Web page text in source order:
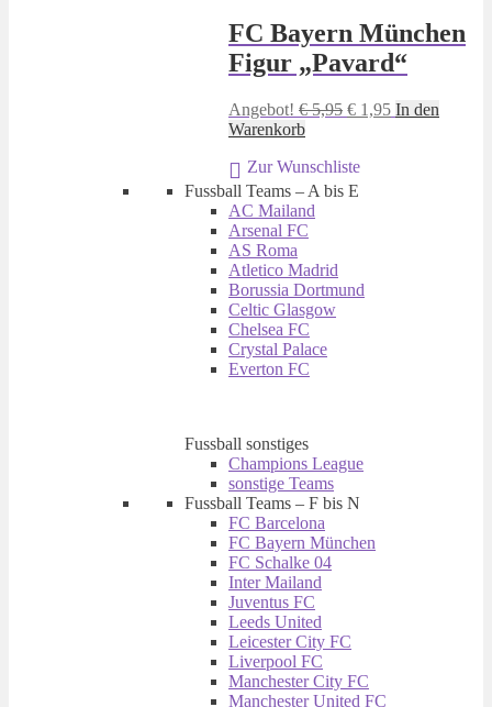
FC Bayern München
Figur „Pavard“
Angebot! €5,95 Ursprünglicher
€ 5,95
€ 1,95Aktueller
In den
Warenkorb
Zur Wunschliste
Fussball Teams – A bis E
AC Mailand
Arsenal FC
AS Roma
Atletico Madrid
Borussia Dortmund
Celtic Glasgow
Chelsea FC
Crystal Palace
Everton FC
Fussball sonstiges
Champions League
sonstige Teams
Fussball Teams – F bis N
FC Barcelona
FC Bayern München
FC Schalke 04
Inter Mailand
Juventus FC
Leeds United
Leicester City FC
Liverpool FC
Manchester City FC
Manchester United FC